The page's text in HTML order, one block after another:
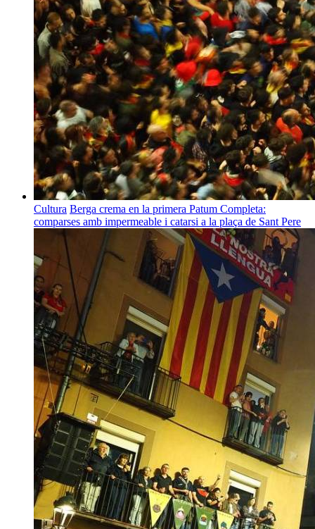
Cultura Berga crema en la primera Patum Completa:
comparses amb impermeable i catarsi a la plaça de Sant Pere